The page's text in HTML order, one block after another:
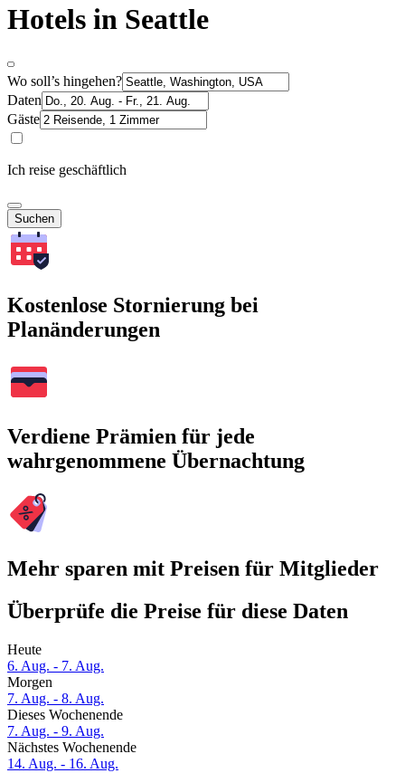
Hotels in Seattle
Wo soll’s hingehen?
Daten
Gäste
Ich reise geschäftlich
Suchen
Kostenlose Stornierung bei
Planänderungen
Verdiene Prämien für jede
wahrgenommene Übernachtung
Mehr sparen mit Preisen für Mitglieder
Überprüfe die Preise für diese Daten
Heute
6. Aug. - 7. Aug.
Morgen
7. Aug. - 8. Aug.
Dieses Wochenende
7. Aug. - 9. Aug.
Nächstes Wochenende
14. Aug. - 16. Aug.